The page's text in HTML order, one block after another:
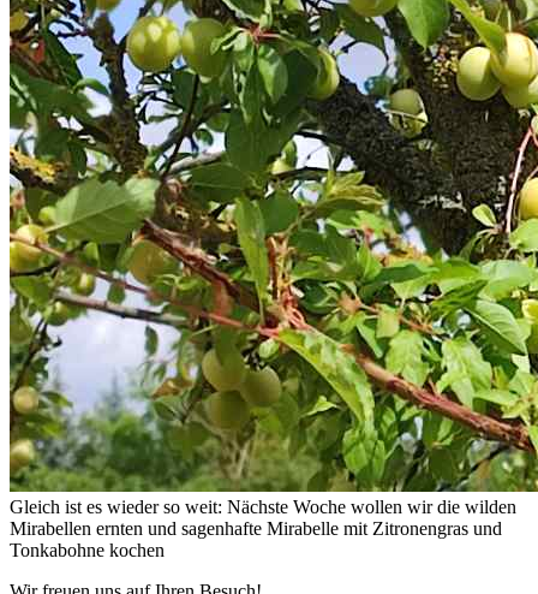
Gleich ist es wieder so weit: Nächste Woche wollen wir die wilden
Mirabellen ernten und sagenhafte Mirabelle mit Zitronengras und
Tonkabohne kochen